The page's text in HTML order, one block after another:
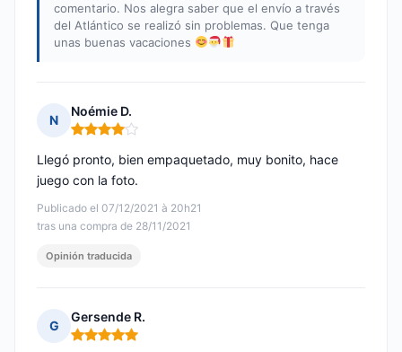
comentario. Nos alegra saber que el envío a través
del Atlántico se realizó sin problemas. Que tenga
unas buenas vacaciones
N
Noémie D.
Nota: 4 de 5
Publicado el 07/12/2021 à 20h21
tras una compra de 28/11/2021
Llegó pronto, bien empaquetado, muy bonito, hace
juego con la foto.
Opinión traducida
G
Gersende R.
Nota: 5 de 5